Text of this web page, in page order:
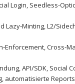
‌Login, Seedless-
Lazy‑Minting, L2/
API/SDK, Social
automatisierte